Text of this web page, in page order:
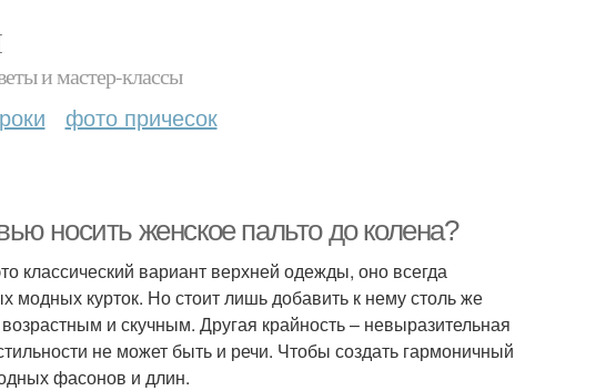
и мастер-классы
фото причесок
носить женское пальто до колена?
классический вариант верхней одежды, оно всегда
модных курток. Но стоит лишь добавить к нему столь же
и скучным. Другая крайность – невыразительная
не может быть и речи. Чтобы создать гармоничный
фасонов и длин.